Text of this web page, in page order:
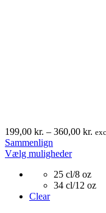
199,00 kr. – 360,00 kr.
Sammenlign
Vælg mulighederDette
har
flere
25 cl/8 oz
34 cl/12 oz
Clear